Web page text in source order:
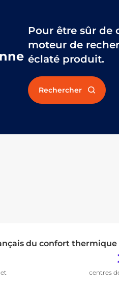
Pour être sûr de
moteur de
éclaté produit.
Rechercher
du confort thermique
centres